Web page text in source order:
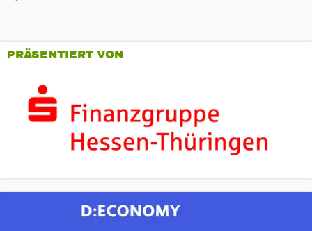
PRÄSENTIERT VON